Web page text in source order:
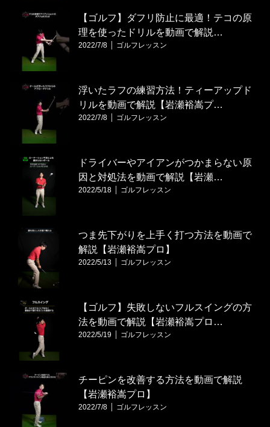
【ゴルフ】ダフリ防止に最適！テコの原
理を使ったドリルを動画で解説…
2022/7/8 ゴルフレッスン
浮いたラフの練習方法！ティーアップド
リルを動画で解説【岩瀬裕嵩プ…
2022/7/8 ゴルフレッスン
ドライバーやアイアンがつかまらない原
因と対処法を動画で解説【岩瀬…
2022/5/18 ゴルフレッスン
つま先下がりを上手く打つ方法を動画で
解説【岩瀬裕嵩プロ】
2022/5/13 ゴルフレッスン
【ゴルフ】失敗しないフルスイングの方
法を動画で解説【岩瀬裕嵩プロ…
2022/5/19 ゴルフレッスン
チーピンを改善する方法を動画で解説
【岩瀬裕嵩プロ】
2022/7/8 ゴルフレッスン